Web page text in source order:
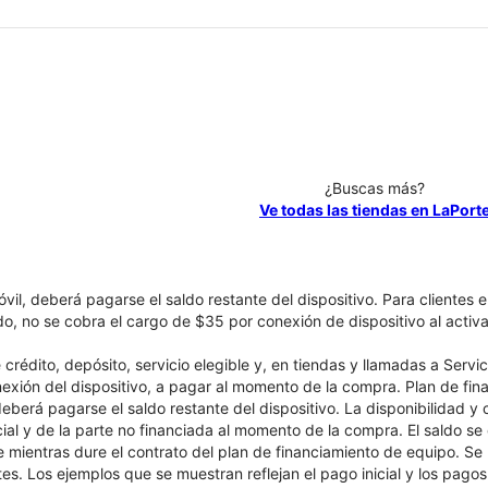
¿Buscas más?
Ve todas las tiendas en
deberá pagarse el saldo restante del dispositivo. Para clientes
no se cobra el cargo de $35 por conexión de dispositivo al
depósito, servicio elegible y, en tiendas y llamadas a
del dispositivo, a pagar al momento de la compra. Plan de
pagarse el saldo restante del dispositivo. La disponibilidad
y de la parte no financiada al momento de la compra. El saldo
mientras dure el contrato del plan de financiamiento de equipo.
Los ejemplos que se muestran reflejan el pago inicial y los